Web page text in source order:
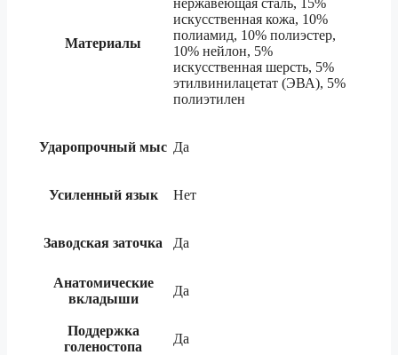
Материалы
искусственная кожа, 10%
полиамид, 10% полиэстер,
10% нейлон, 5%
искусственная шерсть, 5%
этилвинилацетат (ЭВА), 5%
полиэтилен
Ударопрочный мыс Да
Усиленный язык Нет
Заводская заточка Да
Анатомические
вкладыши
Да
Поддержка
голеностопа
Да